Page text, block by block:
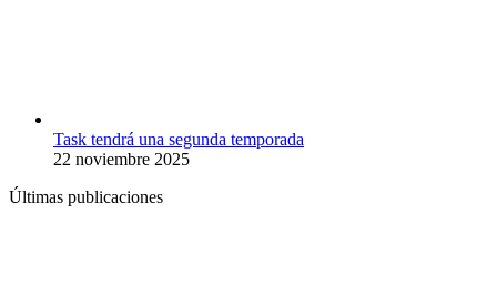
Task tendrá una segunda temporada
22 noviembre 2025
Últimas publicaciones